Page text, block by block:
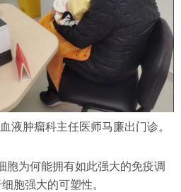
液肿瘤科主任医师马廉出门诊。
胞为何能拥有如此强大的免疫调
胞强大的可塑性。